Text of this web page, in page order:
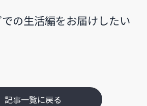
の生活編をお届けしたい
記事一覧に戻る